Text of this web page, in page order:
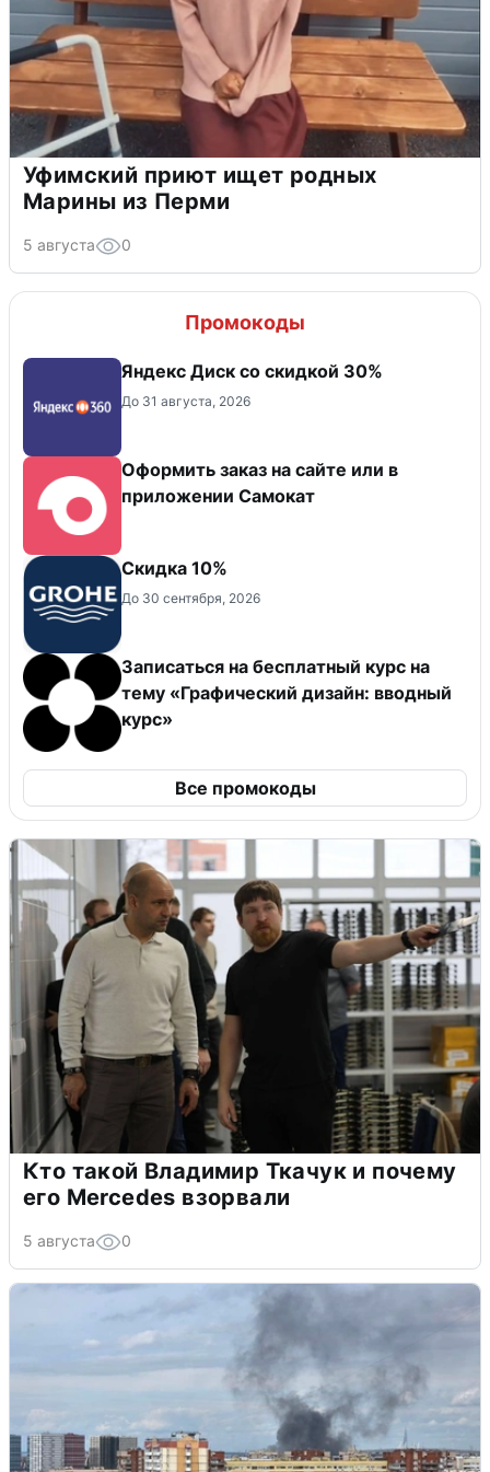
Уфимский приют ищет родных
Марины из Перми
5 августа 0
Промокоды
Яндекс Диск со скидкой 30%
До 31 августа, 2026
Оформить заказ на сайте или в
приложении Самокат
Скидка 10%
До 30 сентября, 2026
Записаться на бесплатный курс на
тему «Графический дизайн: вводный
курс»
Все промокоды
Кто такой Владимир Ткачук и почему
его Mercedes взорвали
5 августа 0